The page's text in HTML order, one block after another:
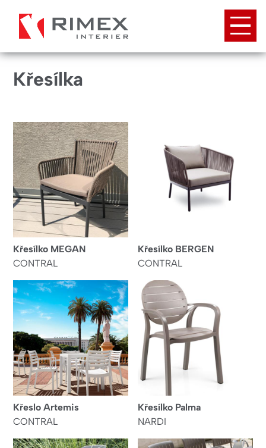
hlavnímu
obsahu
Křesílka
Křesílko MEGAN
CONTRAL
Křesílko BERGEN
CONTRAL
Křeslo Artemis
CONTRAL
Křesílko Palma
NARDI